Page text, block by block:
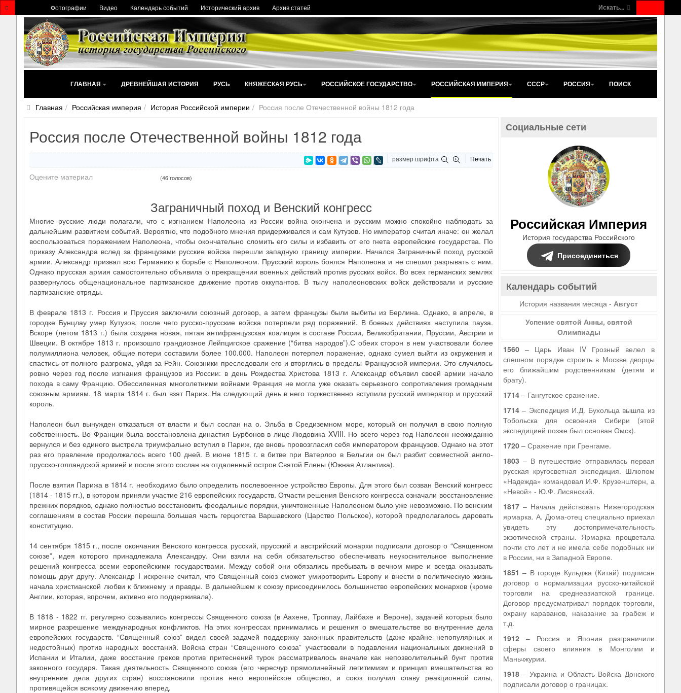
Искать...
Фотографии Видео Календарь событий Исторический архив Архив статей
ГЛАВНАЯ ДРЕВНЕЙШАЯ ИСТОРИЯ РУСЬ КНЯЖЕСКАЯ РУСЬ РОССИЙСКОЕ ГОСУДАРСТВО РОССИЙСКАЯ ИМПЕРИЯ СССР РОССИЯ ПОИСК
Главная Российская империя История Российской империи Россия после Отечественной войны 1812 года
Россия после Отечественной войны 1812 года
размер шрифта Печать
Оцените материал (46 голосов)
Заграничный поход и Венский конгресс
Многие русские люди полагали, что с изгнанием Наполеона из России война окончена и русским можно спокойно наблюдать за
дальнейшим развитием событий. Вероятно, что подобного мнения придерживался и сам Кутузов. Но император считал иначе: он желал
воспользоваться поражением Наполеона, чтобы окончательно сломить его силы и избавить от его гнета европейские государства. По
приказу Александра вслед за французами русские войска перешли западную границу империи. Начался Заграничный поход русской
армии. Александр призвал всю Германию к борьбе с Наполеоном. Прусский король боялся Наполеона и не спешил разрывать с ним.
Однако прусская армия самостоятельно объявила о прекращении военных действий против русских войск. Во всех германских землях
развернулось общенациональное партизанское движение против оккупантов. В тылу наполеоновских войск действовали и русские
партизанские отряды.
В феврале 1813 г. Россия и Пруссия заключили союзный договор, а затем французы были выбиты из Берлина. Однако, в апреле, в
городке Бунцлау умер Кутузов, после чего русско-прусские войска потерпели ряд поражений. В боевых действиях наступила пауза.
Вскоре (летом 1813 г.) была создана новая, пятая антифранцузская коалиция в составе России, Великобритании, Пруссии, Австрии и
Швеции. В октябре 1813 г. произошло грандиозное Лейпцигское сражение (“битва народов”).С обеих сторон в нем участвовали более
полумиллиона человек, общие потери составили более 100.000. Наполеон потерпел поражение, однако сумел выйти из окружения и
спастись от полного разгрома, уйдя за Рейн. Союзники преследовали его и вторглись в пределы Французской империи. Это случилось
ровно через год после изгнания французов из России: в день Рождества Христова 1813 г. Александр объявил своей армии начало
похода в саму Францию. Обессиленная многолетними войнами Франция не могла уже оказать серьезного сопротивления громадным
союзным армиям. 18 марта 1814 г. был взят Париж. На следующий день в него торжественно вступили русский император и прусский
король.
Наполеон был вынужден отказаться от власти и был сослан на о. Эльба в Средиземном море, который он получил в свою полную
собственность. Во Франции была восстановлена династия Бурбонов в лице Людовика XVIII. Но всего через год Наполеон неожиданно
вернулся и без единого выстрела триумфально вступил в Париж, где вновь провозгласил себя императором французов. Однако на этот
раз его правление продолжалось всего 100 дней. В июне 1815 г. в битве при Ватерлоо в Бельгии он был разбит совместной англо-
прусско-голландской армией и после этого сослан на отдаленный остров Святой Елены (Южная Атлантика).
После взятия Парижа в 1814 г. необходимо было определить послевоенное устройство Европы. Для этого был созван Венский конгресс
(1814 - 1815 гг.), в котором приняли участие 216 европейских государств. Отчасти решения Венского конгресса означали восстановление
прежних порядков, однако полностью восстановить феодальные порядки, уничтоженные Наполеоном было уже невозможно. По венским
соглашениям в состав России перешла большая часть герцогства Варшавского (Царство Польское), которой предполагалось даровать
конституцию.
14 сентября 1815 г., после окончания Венского конгресса русский, прусский и австрийский монархи подписали договор о “Священном
союзе”, идея которого принадлежала Александру. Они взяли на себя обязательство обеспечивать неукоснительное выполнение
решений конгресса всеми европейскими государствами. Между собой они обязались пребывать в вечном мире и всегда оказывать
помощь друг другу. Александр I искренне считал, что Священный союз сможет умиротворить Европу и внести в политическую жизнь
начала христианской любви к ближнему и правды. В дальнейшем к союзу присоединилось большинство европейских монархов (кроме
Англии, которая, впрочем, активно его поддерживала).
В 1818 - 1822 гг. регулярно созывались конгрессы Священного союза (в Аахене, Троппау, Лайбахе и Вероне), задачей которых было
мирное разрешение международных конфликтов. На этих конгрессах принимались и решения о вмешательстве во внутренние дела
европейских государств. “Священный союз” видел своей задачей поддержку законных правительств (даже крайне непопулярных и
недостойных) против народных восстаний. Войска стран “Священного союза” участвовали в подавлении национальных движений в
Испании и Италии, даже восстание греков против притеснений турок рассматривалось вначале как непозволительный бунт против
законного государя. Такая деятельность Священного союза (его чересчур прямолинейный легитимизм и принцип вмешательства во
внутренние дела других стран) восстановили против него европейское общество, и союз получил славу реакционной силы,
противящейся всякому движению вперед.
Социальные сети
Российская Империя
История государства Российского
Присоединиться
Календарь событий
История названия месяца -Август
Успение святой Анны, святой
Олимпиады
1560– Царь Иван IV Грозный велел в
спешном порядке строить в Москве дворцы
его ближайшим родственникам (детям и
брату).
1714– Гангутское сражение.
1714– Экспедиция И.Д. Бухольца вышла из
Тобольска для освоения Сибири (этой
экспедицией позже был основан Омск).
1720– Сражение при Гренгаме.
1803 – В путешествие отправилась первая
русская кругосветная экспедиция. Шлюпом
«Надежда» командовал И.Ф. Крузенштерн, а
«Невой» - Ю.Ф. Лисянский.
1817– Начала действовать Нижегородская
ярмарка. А. Дюма-отец специально приехал
увидеть эту достопримечательность
экзотической страны. Ярмарка процветала
почти сто лет и не имела себе подобных ни
в России, ни в Западной Европе.
1851 – В городе Кульджа (Китай) подписан
договор о нормализации русско-китайской
торговли на среднеазиатской границе.
Договор предусматривал порядок торговли,
охрану караванов, наказание за грабеж и
т.д.
1912– Россия и Япония разграничили
сферы своего влияния в Монголии и
Маньчжурии.
1918– Украина и Область Войска Донского
подписали договор о границах.